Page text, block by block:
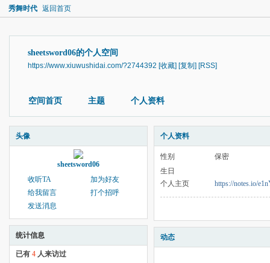
秀舞时代 返回首页
sheetsword06的个人空间
https://www.xiuwushidai.com/?2744392 [收藏] [复制] [RSS]
空间首页 主题 个人资料
头像
sheetsword06
收听TA
加为好友
给我留言
打个招呼
发送消息
统计信息
已有 4 人来访过
个人资料
性别
保密
生日
个人主页
https://notes.io/
动态